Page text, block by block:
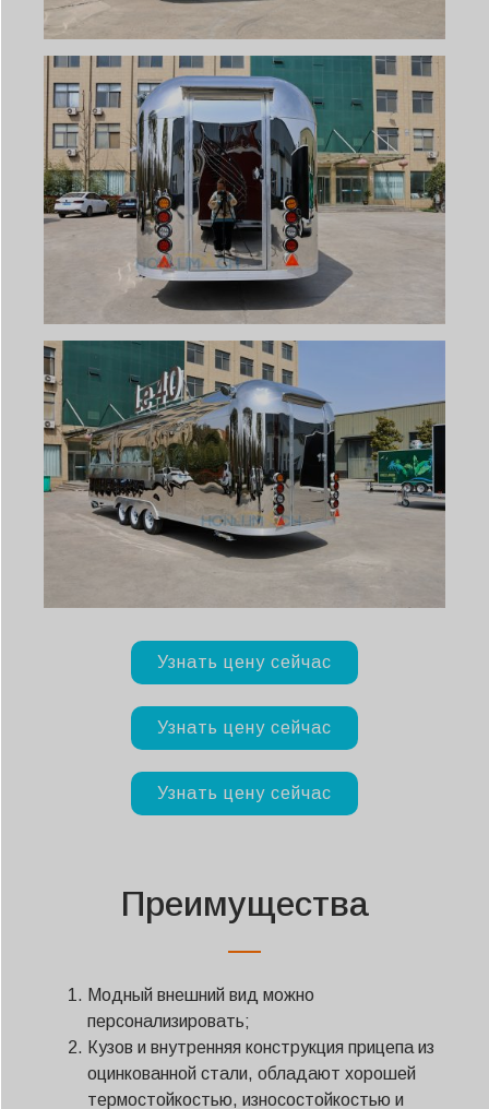
Узнать цену сейчас
Узнать цену сейчас
Узнать цену сейчас
Преимущества
Модный внешний вид можно
персонализировать;
Кузов и внутренняя конструкция прицепа из
оцинкованной стали, обладают хорошей
термостойкостью, износостойкостью и